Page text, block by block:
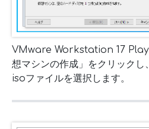
VMware Workstation 17
想マシンの作成」をクリックし
isoファイルを選択します。